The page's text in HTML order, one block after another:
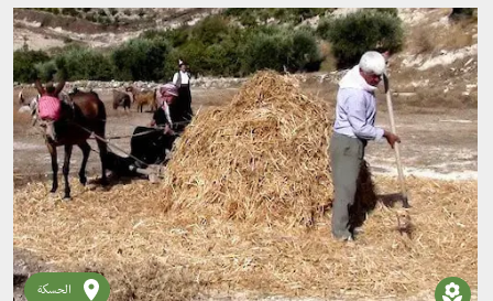
الحسكة